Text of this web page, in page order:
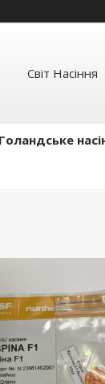
Світ Насіння
Голандське